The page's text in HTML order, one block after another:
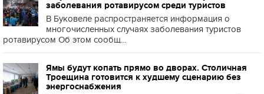
заболевания ротавирусом среди туристов
В Буковеле распространяется информация о
многочисленных случаях заболевания туристов
ротавирусом Об этом сообщ...
Ямы будут копать прямо во дворах. Столичная
Троещина готовится к худшему сценарию без
энергоснабжения